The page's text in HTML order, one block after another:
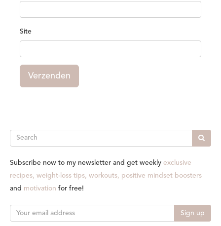
Site
Verzenden
Search
Subscribe now to my newsletter and get weekly exclusive
recipes, weight-loss tips, workouts, positive mindset boosters
and motivation for free!